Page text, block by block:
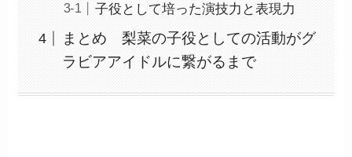
子役として培った演技力と表現力
まとめ 梨菜の子役としての活動がグ
ラビアアイドルに繋がるまで